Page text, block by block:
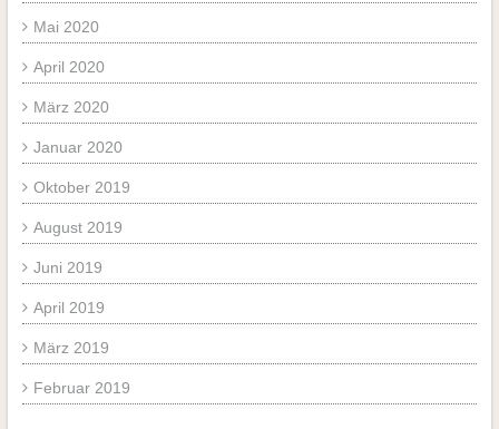
Mai 2020
April 2020
März 2020
Januar 2020
Oktober 2019
August 2019
Juni 2019
April 2019
März 2019
Februar 2019